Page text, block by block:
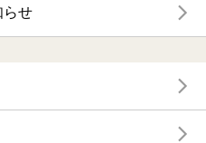
らせ